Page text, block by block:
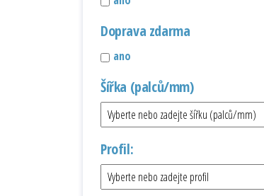
Doprava zdarma
ano
Šířka (palců/mm)
Profil: